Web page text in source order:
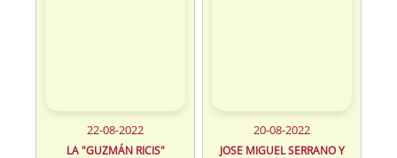
22-08-2022
LA "GUZMÁN RICIS"
20-08-2022
JOSE MIGUEL SERRANO Y